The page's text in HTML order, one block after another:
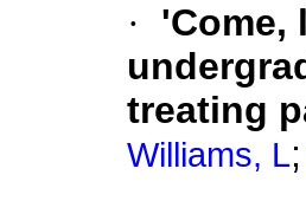
·
'Come,
treating
Williams, L;